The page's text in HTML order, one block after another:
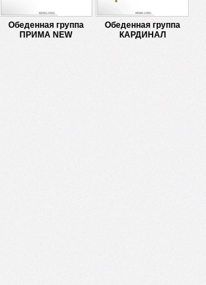
Обеденная группа
ПРИМА NEW
Обеденная группа
КАРДИНАЛ